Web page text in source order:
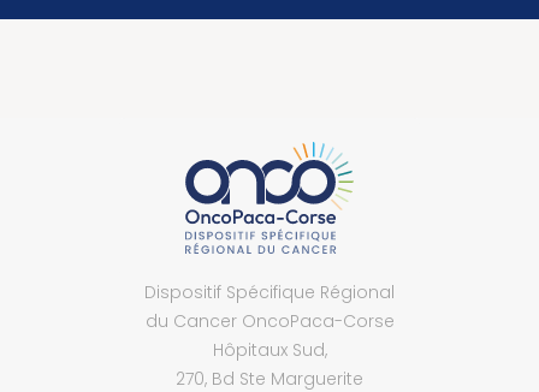
Dispositif Spécifique Régional
du Cancer OncoPaca-Corse
Hôpitaux Sud,
270, Bd Ste Marguerite